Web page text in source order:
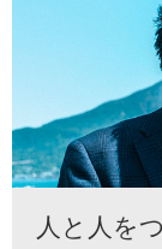
人と人を